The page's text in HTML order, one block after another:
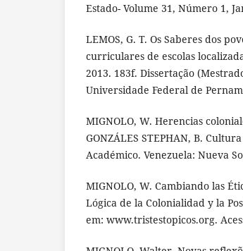
Estado- Volume 31, Número 1,
LEMOS, G. T. Os Saberes dos
curriculares de escolas
2013. 183f. Dissertação
Universidade Federal de
MIGNOLO, W. Herencias
GONZÁLES STEPHAN, B.
Académico. Venezuela: Nueva
MIGNOLO, W. Cambiando las
Lógica de la Colonialidad y la
em: www.tristestopicos.org.